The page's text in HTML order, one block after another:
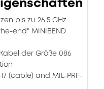
bis zu 26,5 GHz
end" MINIBEND
der Größe 086
(cable) and MIL-PRF-